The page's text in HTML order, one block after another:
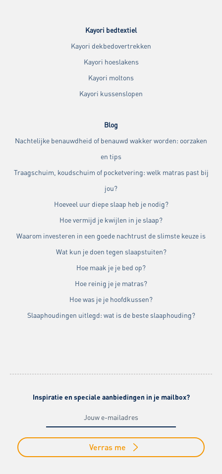
Kayori bedtextiel
Kayori dekbedovertrekken
Kayori hoeslakens
Kayori moltons
Kayori kussenslopen
Blog
Nachtelijke benauwdheid of benauwd wakker worden: oorzaken
en tips
Traagschuim, koudschuim of pocketvering: welk matras past bij
jou?
Hoeveel uur diepe slaap heb je nodig?
Hoe vermijd je kwijlen in je slaap?
Waarom investeren in een goede nachtrust de slimste keuze is
Wat kun je doen tegen slaapstuiten?
Hoe maak je je bed op?
Hoe reinig je je matras?
Hoe was je je hoofdkussen?
Slaaphoudingen uitlegd: wat is de beste slaaphouding?
Inspiratie en speciale aanbiedingen in je mailbox?
Verras me